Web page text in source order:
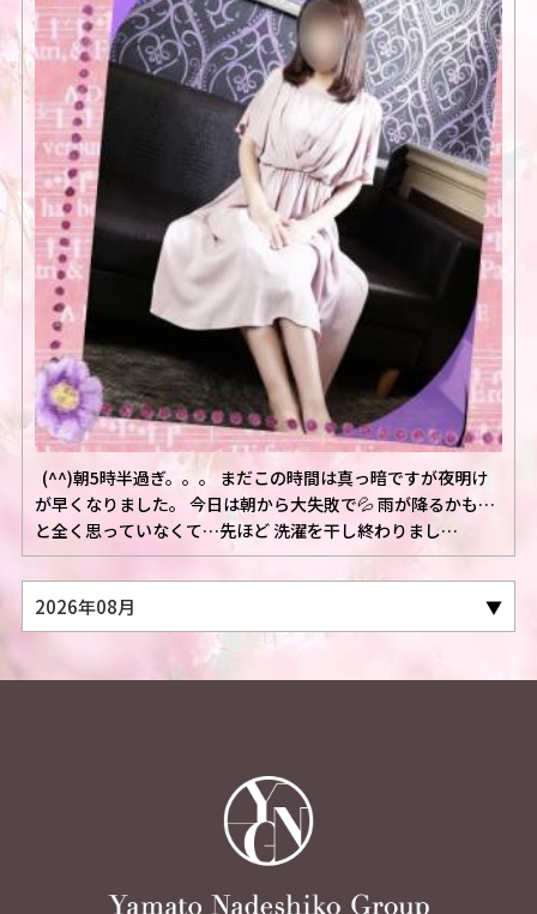
(^^)朝5時半過ぎ。。。 まだこの時間は真っ暗ですが夜明け
が早くなりました。 今日は朝から大失敗で💦 雨が降るかも…
と全く思っていなくて…先ほど 洗濯を干し終わりまし…